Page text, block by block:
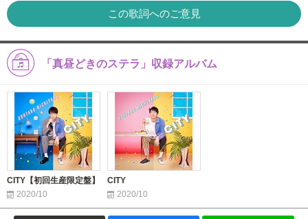
この歌詞へのご意見
「真昼どきのステラ」収録アルバム
CITY【初回生産限定盤】
2020/10
CITY
2020/10